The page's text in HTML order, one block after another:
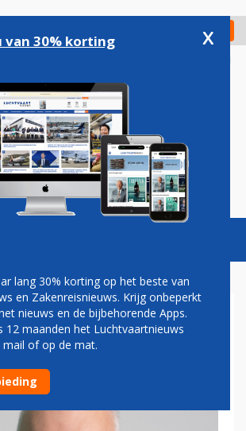
Check in
Podcasts Vacatures
WIJST
AAN
van 30% korting x
lang 30% korting op het beste van
en Zakenreisnieuws. Krijg onbeperkt
nieuws en de bijbehorende Apps.
12 maanden het Luchtvaartnieuws
mail of op de mat.